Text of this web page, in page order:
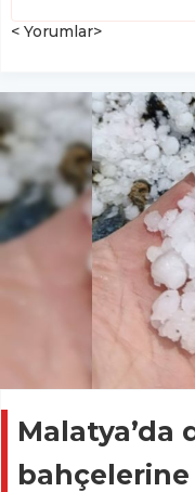
< Yorumlar>
Malatya’da